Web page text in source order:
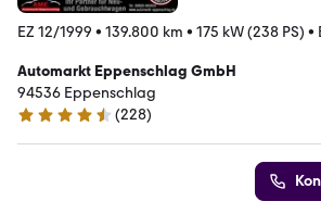
EZ 12/1999 • 139.800 km • 175 kW (238 PS) •
Automarkt Eppenschlag GmbH
94536 Eppenschlag
4.7 Sterne
(228)